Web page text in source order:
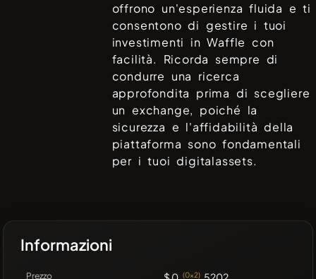
offrono un'esperienza fluida e ti
consentono di gestire i tuoi
investimenti inWaffle con
facilità. Ricorda sempre di
condurre una ricerca
approfondita prima di scegliere
un exchange, poiché la
sicurezza e l'affidabilità della
piattaforma sono fondamentali
per i tuoi digitalassets.
Informazioni
Prezzo (0x2)